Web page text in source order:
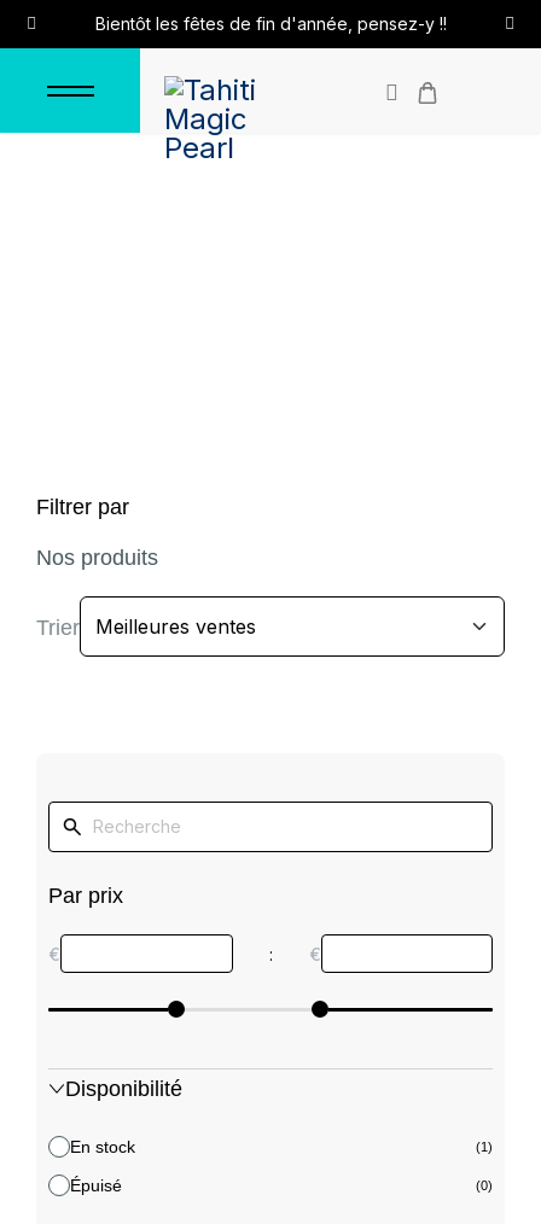
Bientôt les fêtes de fin d'année, pensez-y !!
Filtrer par
Nos produits
Trier
Par prix
€ : €
Disponibilité
En stock (1)
Épuisé (0)